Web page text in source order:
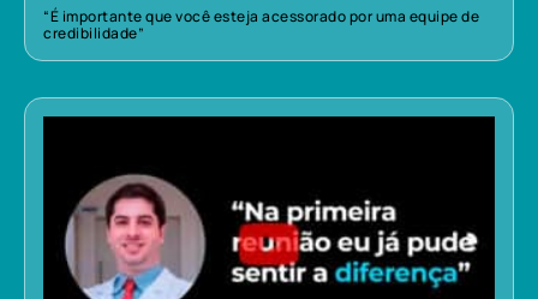
“É importante que você esteja acessorado por uma equipe de
credibilidade”